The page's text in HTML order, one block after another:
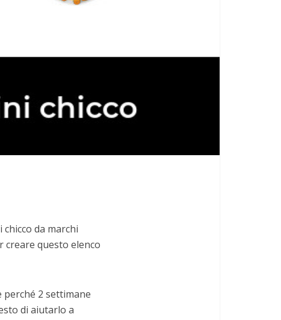
da marchi
questo elenco
2 settimane
di aiutarlo a